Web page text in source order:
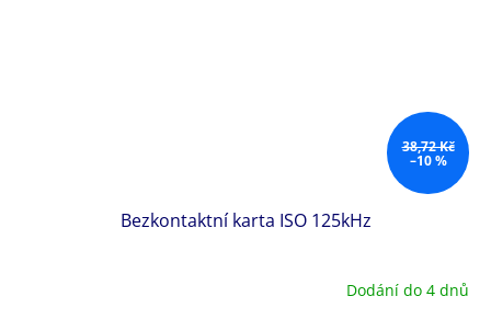
38,72 Kč
–10 %
Bezkontaktní karta ISO 125kHz
Dodání do 4 dnů